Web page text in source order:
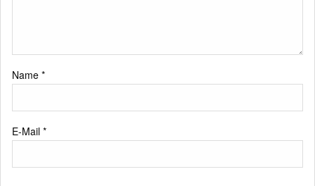
Name *
E-Mail *